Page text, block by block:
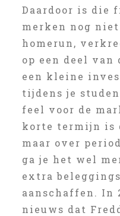
Daardoor is die
merken nog niet
homerun,
op een deel van
een kleine
tijdens je
feel voor de
korte termijn is
maar over
ga je het wel
extra
aanschaffen. In
nieuws dat